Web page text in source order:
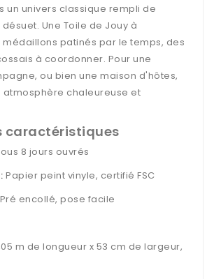
un univers classique rempli de
Une Toile de Jouy à
patinés par le temps, des
à coordonner. Pour une
ou bien une maison d'hôtes,
atmosphère chaleureuse et
caractéristiques
8 jours ouvrés
Papier peint vinyle, certifié FSC
Pré encollé, pose facile
m de longueur x 53 cm de largeur,